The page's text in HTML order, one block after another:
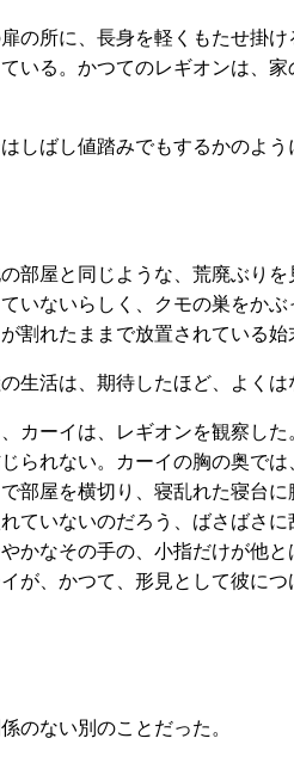
の所に、長身を軽くもたせ掛
いる。かつてのレギオンは、
しばし値踏みでもするかのよ
部屋と同じような、荒廃ぶり
いないらしく、クモの巣をか
割れたままで放置されている始
生活は、期待したほど、よくは
カーイは、レギオンを観察し
られない。カーイの胸の奥で
部屋を横切り、寝乱れた寝台
ていないのだろう、ばさばさ
かなその手の、小指だけが他
が、かつて、形見として彼につ
のない別のことだった。